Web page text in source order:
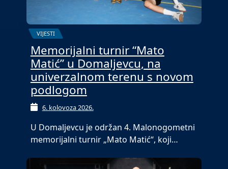
VIJESTI
Memorijalni turnir “Mato
Matić” u Domaljevcu, na
univerzalnom terenu s novom
podlogom
6. kolovoza 2026.
U Domaljevcu je održan 4. Malonogometni
memorijalni turnir „Mato Matić“, koji…